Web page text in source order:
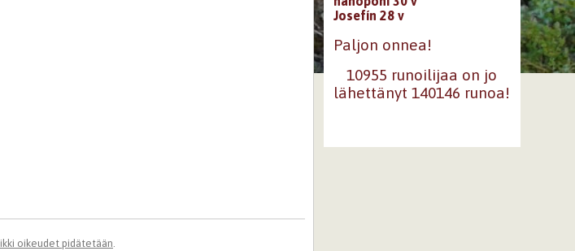
oikeudet pidätetään.
Josefín 28 v
Paljon onnea!
10955 runoilijaa on jo
lähettänyt 140146 runoa!